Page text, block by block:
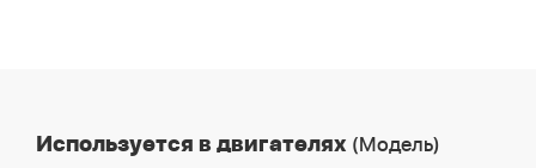
Используется в двигателях (Модель)